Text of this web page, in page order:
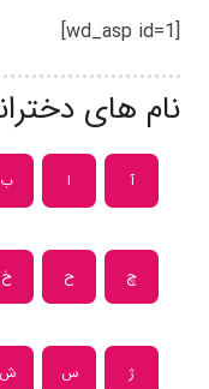
[wd_asp id=1]
نام های
آ ا ب
چ ح خ
ژ س ش